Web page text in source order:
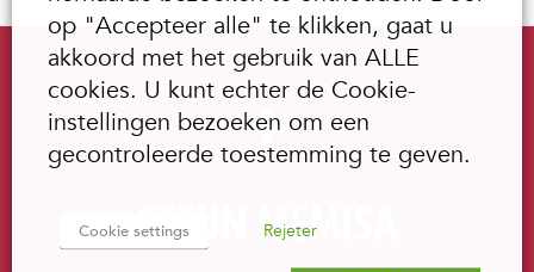
STEUN MEMISA
op "Accepteer alle" te klikken, gaat u
akkoord met het gebruik van ALLE
cookies. U kunt echter de Cookie-
instellingen bezoeken om een
gecontroleerde toestemming te geven.
Cookie settings Rejeter